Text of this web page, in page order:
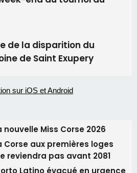
Miss Corse 2026
Corse aux premières loges
pas avant 2081
dans les restaurants
les restaurateurs corses
au faux vendeur de